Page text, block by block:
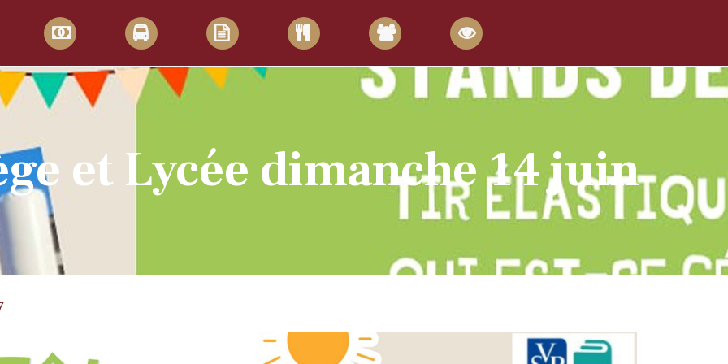
et Lycée dimanche 14 juin
adresses-incontournables.madame.lefigaro.fr/formation/ecole-de-lile-de-france/